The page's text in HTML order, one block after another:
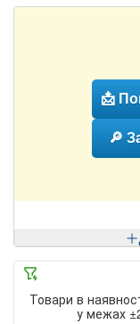
📩
🔎
Товари в
у межах